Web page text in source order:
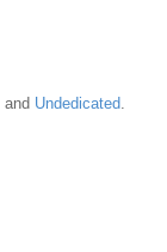
and Undedicated.